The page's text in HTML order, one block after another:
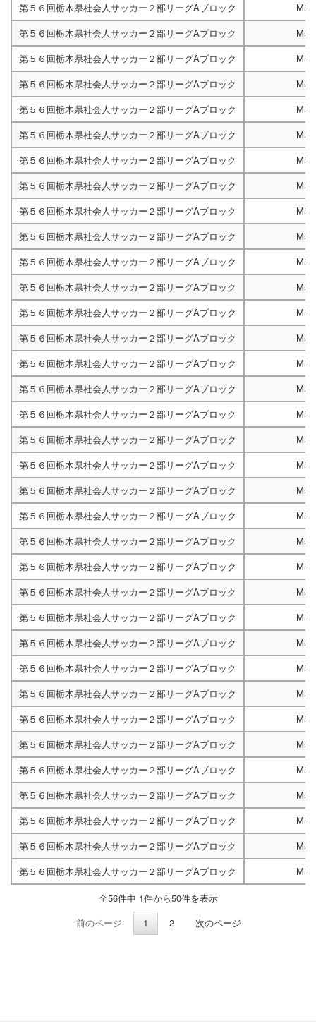
第５６回栃木県社会人サッカー２部リーグAブロック
第５６回栃木県社会人サッカー２部リーグAブロック
第５６回栃木県社会人サッカー２部リーグAブロック
第５６回栃木県社会人サッカー２部リーグAブロック
第５６回栃木県社会人サッカー２部リーグAブロック
第５６回栃木県社会人サッカー２部リーグAブロック
第５６回栃木県社会人サッカー２部リーグAブロック
第５６回栃木県社会人サッカー２部リーグAブロック
第５６回栃木県社会人サッカー２部リーグAブロック
第５６回栃木県社会人サッカー２部リーグAブロック
第５６回栃木県社会人サッカー２部リーグAブロック
第５６回栃木県社会人サッカー２部リーグAブロック
第５６回栃木県社会人サッカー２部リーグAブロック
第５６回栃木県社会人サッカー２部リーグAブロック
第５６回栃木県社会人サッカー２部リーグAブロック
第５６回栃木県社会人サッカー２部リーグAブロック
第５６回栃木県社会人サッカー２部リーグAブロック
第５６回栃木県社会人サッカー２部リーグAブロック
第５６回栃木県社会人サッカー２部リーグAブロック
第５６回栃木県社会人サッカー２部リーグAブロック
第５６回栃木県社会人サッカー２部リーグAブロック
第５６回栃木県社会人サッカー２部リーグAブロック
第５６回栃木県社会人サッカー２部リーグAブロック
第５６回栃木県社会人サッカー２部リーグAブロック
第５６回栃木県社会人サッカー２部リーグAブロック
第５６回栃木県社会人サッカー２部リーグAブロック
第５６回栃木県社会人サッカー２部リーグAブロック
第５６回栃木県社会人サッカー２部リーグAブロック
第５６回栃木県社会人サッカー２部リーグAブロック
第５６回栃木県社会人サッカー２部リーグAブロック
第５６回栃木県社会人サッカー２部リーグAブロック
第５６回栃木県社会人サッカー２部リーグAブロック
第５６回栃木県社会人サッカー２部リーグAブロック
第５６回栃木県社会人サッカー２部リーグAブロック
第５６回栃木県社会人サッカー２部リーグAブロック
全56件中 1件から50件を表示
前のページ
1 2 次のページ